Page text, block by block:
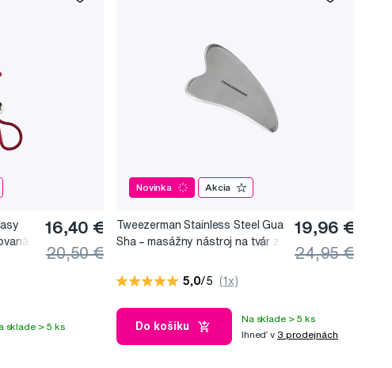
16,40 €
20,50 €
sklade > 5 ks
Novinka Akcia
Tweezerman Stainless Steel Gua
Sha –⁠⁠⁠⁠⁠⁠ masážny nástroj na tvár z
19,96 €
24,95 €
5,0/5 (1x)
Do košíku
Na sklade > 5 ks
Ihneď v 3 prodejnách